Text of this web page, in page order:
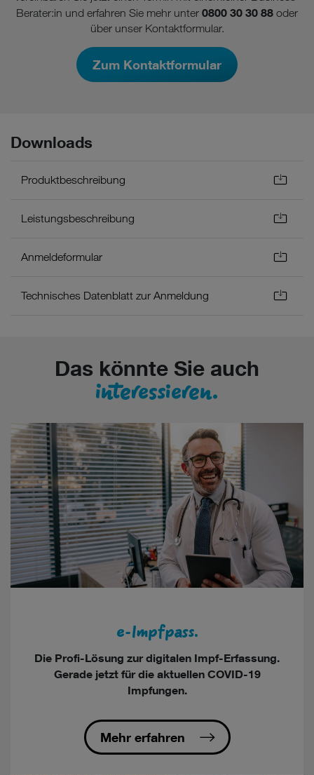
Berater:in und erfahren Sie mehr unter 0800 30 30 88 oder
über unser Kontaktformular.
Zum Kontaktformular
Downloads
Produktbeschreibung
Leistungsbeschreibung
Anmeldeformular
Technisches Datenblatt zur Anmeldung
Das könnte Sie auch
interessieren.
e-Impfpass.
Die Profi-Lösung zur digitalen Impf-Erfassung.
Gerade jetzt für die aktuellen COVID-19
Impfungen.
Mehr erfahren